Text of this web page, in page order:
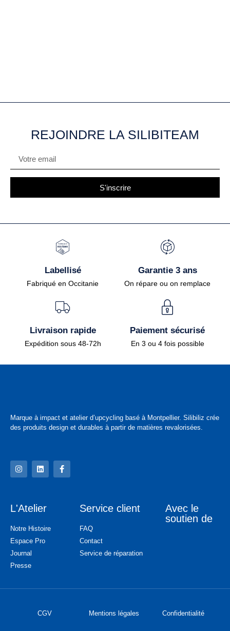
REJOINDRE LA SILIBITEAM
S'inscrire
Labellisé
Fabriqué en Occitanie
Garantie 3 ans
On répare ou on remplace
Livraison rapide
Expédition sous 48-72h
Paiement sécurisé
En 3 ou 4 fois possible
Marque à impact et atelier d’upcycling basé à Montpellier. Silibiliz crée
des produits design et durables à partir de matières revalorisées.
L'Atelier
Notre Histoire
Espace Pro
Journal
Presse
Service client
FAQ
Contact
Service de réparation
Avec le
soutien de
CGV Mentions légales Confidentialité